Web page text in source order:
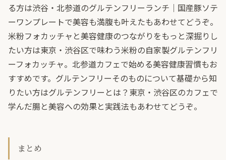
る方は渋谷・北参道のグルテンフリーランチ｜国産豚ソテ
ーワンプレートで美容も満腹も叶えたもあわせてどうぞ。
米粉フォカッチャと美容健康のつながりをもっと深掘りし
たい方は東京・渋谷区で味わう米粉の自家製グルテンフリ
ーフォカッチャ。北参道カフェで始める美容健康習慣もお
すすめです。グルテンフリーそのものについて基礎から知
りたい方はグルテンフリーとは？東京・渋谷区のカフェで
学んだ腸と美容への効果と実践法もあわせてどうぞ。
まとめ